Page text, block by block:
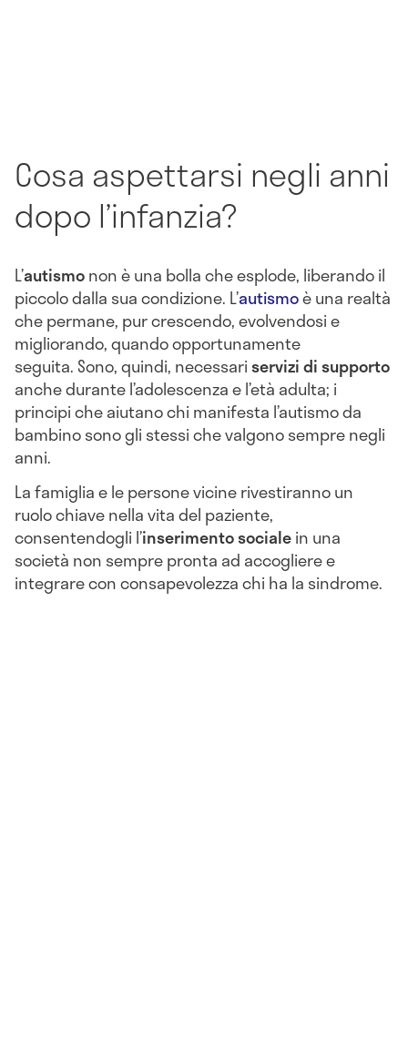
Cosa aspettarsi negli anni
dopo l’infanzia?
L’autismonon è una bolla che esplode, liberando il
piccolo dalla sua condizione. L’autismoè una realtà
che permane, pur crescendo, evolvendosi e
migliorando, quando opportunamente
seguita. Sono, quindi, necessariservizi di supporto
anche durante l’adolescenza e l’età adulta; i
principi che aiutano chi manifesta l’autismo da
bambino sono gli stessi che valgono sempre negli
anni.
La famiglia e le persone vicine rivestiranno un
ruolo chiave nella vita del paziente,
consentendogli l’inserimento socialein una
società non sempre pronta ad accogliere e
integrare con consapevolezza chi ha la sindrome.